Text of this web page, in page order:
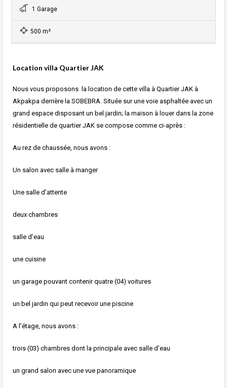
1 Garage
500 m²
Location villa Quartier JAK
Nous vous proposons la location de cette villa à Quartier JAK à
Akpakpa derrière la SOBEBRA. Située sur une voie asphaltée avec un
grand espace disposant un bel jardin; la maison à louer dans la zone
résidentielle de quartier JAK se compose comme ci-après :
Au rez de chaussée, nous avons :
Un salon avec salle à manger
Une salle d’attente
deux chambres
salle d’eau
une cuisine
un garage pouvant contenir quatre (04) voitures
un bel jardin qui peut recevoir une piscine
A l’étage, nous avons :
trois (03) chambres dont la principale avec salle d’eau
un grand salon avec une vue panoramique